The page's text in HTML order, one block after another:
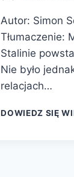
Autor: Simon
Tłumaczenie:
Stalinie
Nie było
relacjach…
DOWIEDZ SIĘ